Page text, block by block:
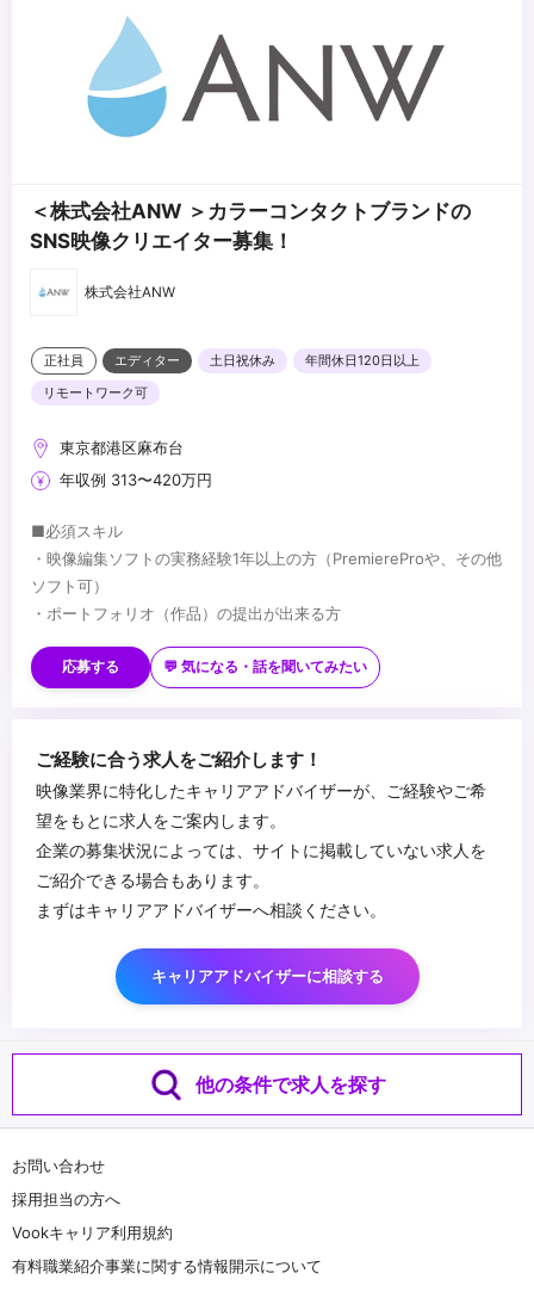
＜株式会社ANW ＞カラーコンタクトブランドの
SNS映像クリエイター募集！
株式会社ANW
正社員 エディター 土日祝休み
年間休日120日以上
リモートワーク可
東京都港区麻布台
年収例 313〜420万円
■必須スキル
・映像編集ソフトの実務経験1年以上の方（PremiereProや、その他
ソフト可）
・ポートフォリオ（作品）の提出が出来る方
・CGソフトの実務経験1年以上の方
・撮影機材を使用した実務経験
...
応募する 💬 気になる・話を聞いてみたい
ご経験に合う求人をご紹介します！
映像業界に特化したキャリアアドバイザーが、ご経験やご希
望をもとに求人をご案内します。
企業の募集状況によっては、サイトに掲載していない求人を
ご紹介できる場合もあります。
まずはキャリアアドバイザーへ相談ください。
キャリアアドバイザーに相談する
他の条件で求人を探す
お問い合わせ
採用担当の方へ
Vookキャリア利用規約
有料職業紹介事業に関する情報開示について